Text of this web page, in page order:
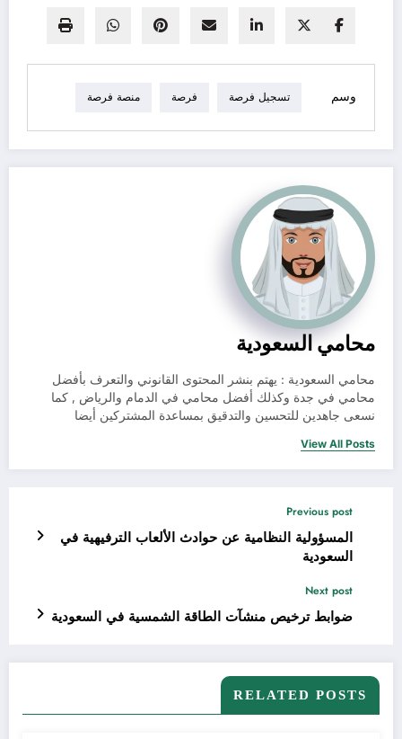
وسم تسجيل فرصة فرصة منصة فرصة
محامي السعودية
محامي السعودية : يهتم بنشر المحتوى القانوني والتعرف بأفضل
محامي في جدة وكذلك أفضل محامي في الدمام والرياض , كما
نسعى جاهدين للتحسين والتدقيق بمساعدة المشتركين أيضا
View All Posts
Previous post
المسؤولية النظامية عن حوادث الألعاب الترفيهية في
السعودية
Next post
ضوابط ترخيص منشآت الطاقة الشمسية في السعودية
RELATED POSTS